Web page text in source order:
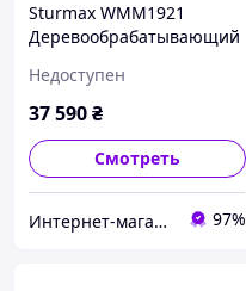
Sturmax WMM1921
Деревообрабатывающий
Недоступен
37 590₴
Смотреть
Интернет-магазин инструмента "РЕЗЕРВ" 97%